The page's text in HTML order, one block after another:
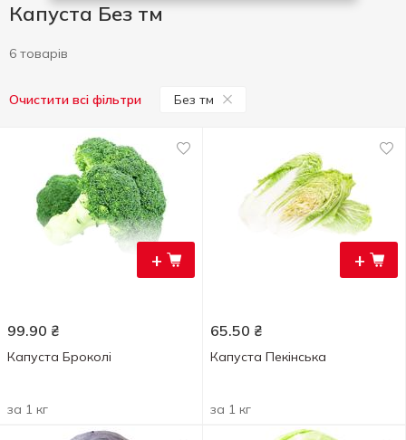
Капуста Без тм
6 товарів
Очистити всі фільтри Без тм
+
99.90 ₴
Капуста Броколі
за 1 кг
+
65.50 ₴
Капуста Пекінська
за 1 кг